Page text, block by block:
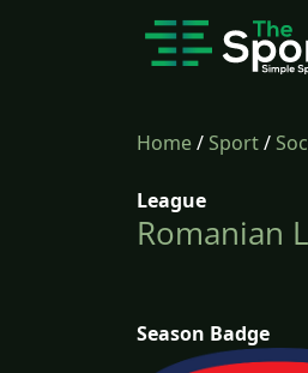
Home/Sport/
League
Romanian
Season Badge